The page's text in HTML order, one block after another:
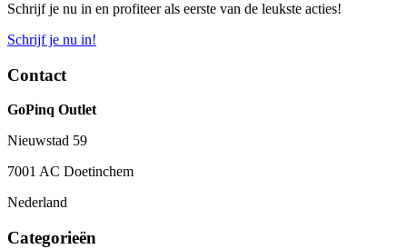
Schrijf je nu in en profiteer als eerste van de leukste acties!
Schrijf je nu in!
Contact
GoPinq Outlet
Nieuwstad 59
7001 AC Doetinchem
Nederland
Categorieën